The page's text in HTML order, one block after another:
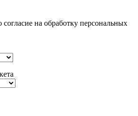
на обработку персональных